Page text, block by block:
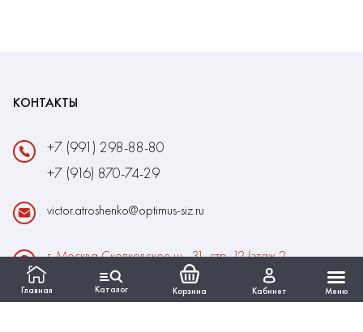
Главная Каталог Корзина Кабинет Меню
КОНТАКТЫ
+7 (991) 298-88-80
+7 (916) 870-74-29
victor.atroshenko@optimus-siz.ru
г. Москва Сколковское ш., 31, стр. 12 (этаж 2,
помещение 22)
Время работы: